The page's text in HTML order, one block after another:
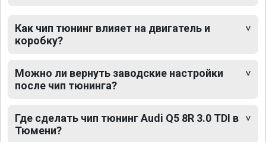
Как чип тюнинг влияет на двигатель и
коробку?
Можно ли вернуть заводские настройки
после чип тюнинга?
Где сделать чип тюнинг Audi Q5 8R 3.0 TDI в
Тюмени?